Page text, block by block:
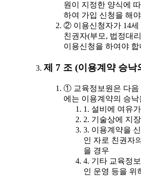
원이 지정한 양식에
하여 가입 신청을 해
② 이용신청자가 14세
친권자(부모, 법정대
이용신청을 하여야 합
제 7 조 (이용계약 승낙
① 교육정보원은 다음
에는 이용계약의 승
1. 설비에 여유
2. 기술상에 지
3. 이용계약을
인 자로 친권자
을 경우
4. 기타 교육정
인 운영 등을 위